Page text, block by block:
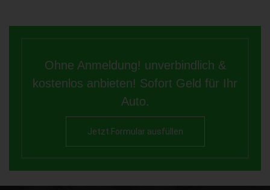
Ohne Anmeldung! unverbindlich &
kostenlos anbieten! Sofort Geld für Ihr
Auto.
Jetzt Formular ausfüllen